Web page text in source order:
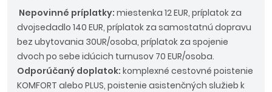
Nepovinné príplatky: miestenka 12 EUR, príplatok za
dvojsedadlo 140 EUR, príplatok za samostatnú dopravu
bez ubytovania 30UR/osoba, príplatok za spojenie
dvoch po sebe idúcich turnusov 70 EUR/osoba.
Odporúčaný doplatok: komplexné cestovné poistenie
KOMFORT alebo PLUS, poistenie asistenčných služieb k